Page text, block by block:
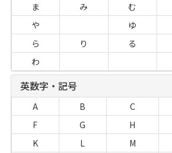
ま
み む
や
ゆ
ら
り る
わ
英数字・記号
A B C
F
G H
K
L M